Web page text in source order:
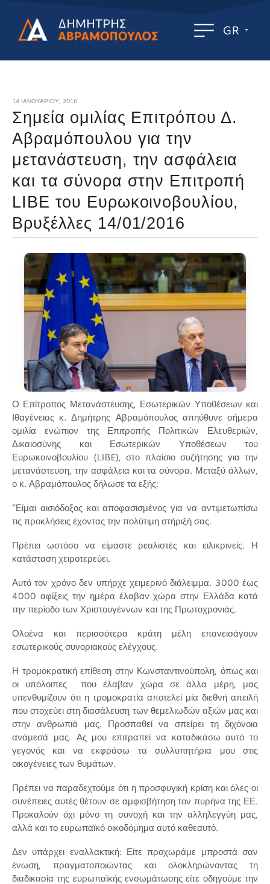
GR
14 ΙΑΝΟΥΑΡΊΟΥ, 2016
Σημεία ομιλίας Επιτρόπου Δ.
Αβραμόπουλου για την
μετανάστευση, την ασφάλεια
και τα σύνορα στην Επιτροπή
LIBE του Ευρωκοινοβουλίου,
Βρυξέλλες 14/01/2016
Ο Επίτροπος Μετανάστευσης, Εσωτερικών Υποθέσεων και
Ιθαγένειας κ. Δημήτρης Αβραμόπουλος απηύθυνε σήμερα
ομιλία ενώπιον της Επιτροπής Πολιτικών Ελευθεριών,
Δικαιοσύνης και Εσωτερικών Υποθέσεων του
Ευρωκοινοβουλίου (LIBE), στο πλαίσιο συζήτησης για την
μετανάστευση, την ασφάλεια και τα σύνορα. Μεταξύ άλλων,
ο κ. Αβραμόπουλος δήλωσε τα εξής:
“Είμαι αισιόδοξος και αποφασισμένος για να αντιμετωπίσω
τις προκλήσεις έχοντας την πολύτιμη στήριξή σας.
Πρέπει ωστόσο να είμαστε ρεαλιστές και ειλικρινείς. Η
κατάσταση χειροτερεύει.
Αυτό τον χρόνο δεν υπήρχε χειμερινό διάλειμμα. 3000 έως
4000 αφίξεις την ημέρα έλαβαν χώρα στην Ελλάδα κατά
την περίοδο των Χριστουγέννων και της Πρωτοχρονιάς.
Ολοένα και περισσότερα κράτη μέλη επανεισάγουν
εσωτερικούς συνοριακούς ελέγχους.
Η τρομοκρατική επίθεση στην Κωνσταντινούπολη, όπως και
οι υπόλοιπες που έλαβαν χώρα σε άλλα μέρη, μας
υπενθυμίζουν ότι η τρομοκρατία αποτελεί μία διεθνή απειλή
που στοχεύει στη διασάλευση των θεμελιωδών αξιών μας και
στην ανθρωπιά μας. Προσπαθεί να σπείρει τη διχόνοια
ανάμεσά μας. Ας μου επιτραπεί να καταδικάσω αυτό το
γεγονός και να εκφράσω τα συλλυπητήρια μου στις
οικογένειες των θυμάτων.
Πρέπει να παραδεχτούμε ότι η προσφυγική κρίση και όλες οι
συνέπειες αυτές θέτουν σε αμφισβήτηση τον πυρήνα της ΕΕ.
Προκαλούν όχι μόνο τη συνοχή και την αλληλεγγύη μας,
αλλά και το ευρωπαϊκό οικοδόμημα αυτό καθεαυτό.
Δεν υπάρχει εναλλακτική: Είτε προχωράμε μπροστά σαν
ένωση, πραγματοποιώντας και ολοκληρώνοντας τη
διαδικασία της ευρωπαϊκής ενσωμάτωσης είτε οδηγούμε την